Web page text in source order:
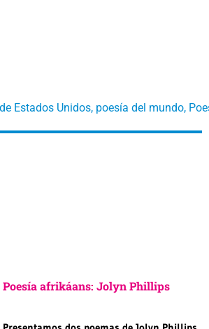
Estados Unidos, poesía del mundo,
Poesía afrikáans: Jolyn Phillips